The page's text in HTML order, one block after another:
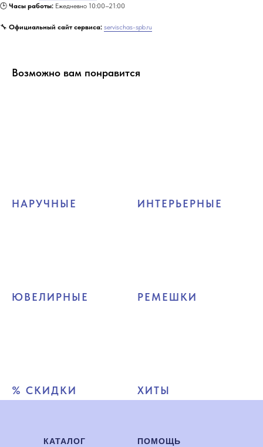
🕒 Часы работы: Ежедневно 10:00–21:00
🔧 Официальный сайт сервиса: servischas-spb.ru
Возможно вам понравится
НАРУЧНЫЕ ИНТЕРЬЕРНЫЕ
ЮВЕЛИРНЫЕ РЕМЕШКИ
% СКИДКИ ХИТЫ
КАТАЛОГ ПОМОЩЬ